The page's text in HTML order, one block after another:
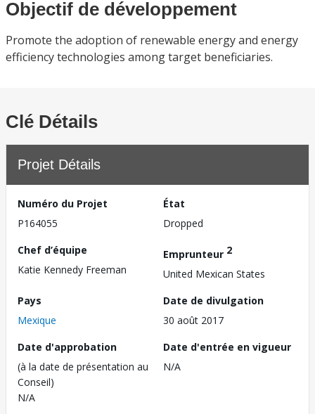
Objectif de développement
Promote the adoption of renewable energy and energy
efficiency technologies among target beneficiaries.
Clé Détails
Projet Détails
Numéro du Projet
P164055
État
Dropped
Chef d’équipe
Katie Kennedy Freeman
Emprunteur 2
United Mexican States
Pays
Mexique
Date de divulgation
30 août 2017
Date d'approbation
(à la date de présentation au
Conseil)
N/A
Date d'entrée en vigueur
N/A